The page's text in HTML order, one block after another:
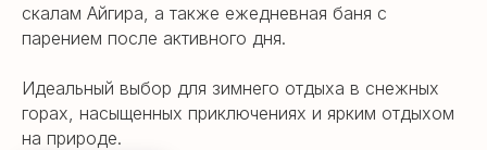
скалам Айгира, а также ежедневная баня с
парением после активного дня.
Идеальный выбор для зимнего отдыха в снежных
горах, насыщенных приключениях и ярким отдыхом
на природе.